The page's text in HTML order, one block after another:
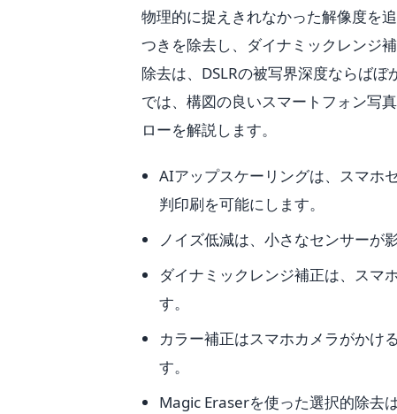
物理的に捉えきれなかった解像度を
つきを除去し、ダイナミックレンジ
除去は、DSLRの被写界深度ならば
では、構図の良いスマートフォン写
ローを解説します。
AIアップスケーリングは、スマホ
判印刷を可能にします。
ノイズ低減は、小さなセンサーが
ダイナミックレンジ補正は、スマ
す。
カラー補正はスマホカメラがかけ
す。
Magic Eraserを使った選択的除去